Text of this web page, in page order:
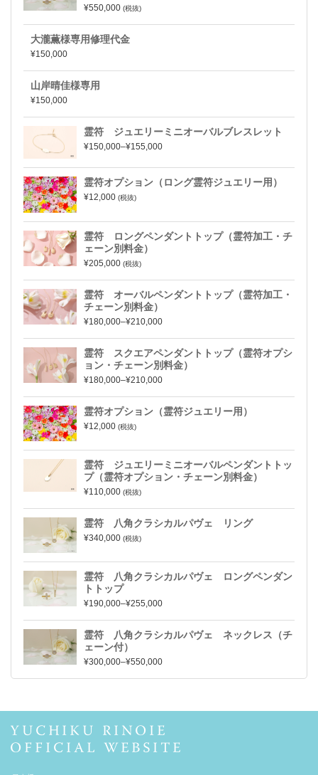
¥550,000 (税抜)
大瀧薫様専用修理代金
¥150,000
山岸晴佳様専用
¥150,000
霊符 ジュエリーミニオーバルブレスレット
¥150,000–¥155,000
霊符オプション（ロング霊符ジュエリー用）
¥12,000 (税抜)
霊符 ロングペンダントトップ（霊符加工・チ
ェーン別料金）
¥205,000 (税抜)
霊符 オーバルペンダントトップ（霊符加工・
チェーン別料金）
¥180,000–¥210,000
霊符 スクエアペンダントトップ（霊符オプシ
ョン・チェーン別料金）
¥180,000–¥210,000
霊符オプション（霊符ジュエリー用）
¥12,000 (税抜)
霊符 ジュエリーミニオーバルペンダントトッ
プ（霊符オプション・チェーン別料金）
¥110,000 (税抜)
霊符 八角クラシカルパヴェ リング
¥340,000 (税抜)
霊符 八角クラシカルパヴェ ロングペンダン
トトップ
¥190,000–¥255,000
霊符 八角クラシカルパヴェ ネックレス（チ
ェーン付）
¥300,000–¥550,000